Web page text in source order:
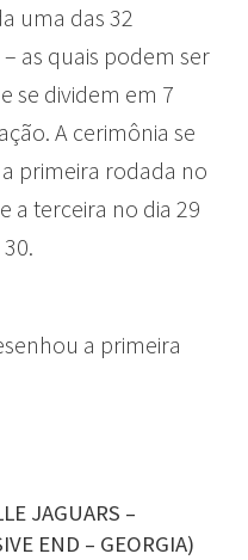
uma das 32
as quais podem ser
se dividem em 7
A cerimônia se
primeira rodada no
a terceira no dia 29
a primeira
JAGUARS –
END – GEORGIA)